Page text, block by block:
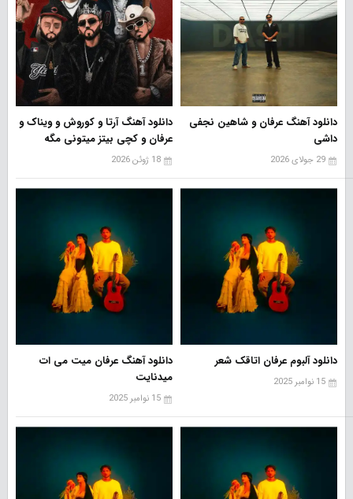
دانلود آهنگ عرفان و شاهین نجفی
داشی
29 جولای 2026
دانلود آهنگ آرتا و کوروش و ویناک و
عرفان و کچی بیتز میتونی مگه
18 ژوئن 2026
دانلود آلبوم عرفان اتاقک شعر
15 نوامبر 2025
دانلود آهنگ عرفان میت می ات
میدنایت
15 نوامبر 2025